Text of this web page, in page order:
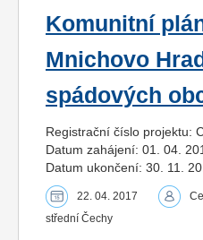
Komunitní
Mnichovo
spádových
Registrační číslo projektu:
Datum zahájení: 01. 04.
Datum ukončení: 30. 11.
22. 04. 2017
střední Čechy